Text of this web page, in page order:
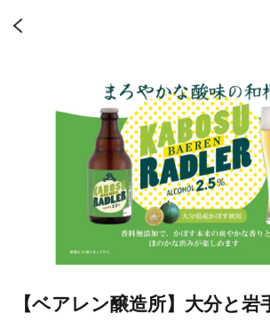
【ベアレン醸造所】大分と岩